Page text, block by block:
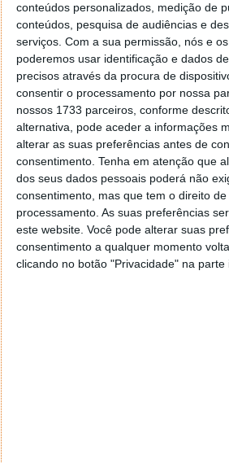
conteúdos personalizados, medição de
conteúdos, pesquisa de audiências e
serviços. Com a sua permissão, nós e
poderemos usar identificação e dados
precisos através da procura de
consentir o processamento por nossa
nossos 1733 parceiros, conforme
alternativa, pode aceder a informações
alterar as suas preferências antes de
consentimento. Tenha em atenção que
dos seus dados pessoais poderá não
consentimento, mas que tem o direito
processamento. As suas preferências
este website. Você pode alterar suas
consentimento a qualquer momento
clicando no botão "Privacidade" na parte